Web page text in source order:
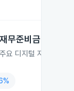
무준비금 편입 추
디지털 자산을 재무